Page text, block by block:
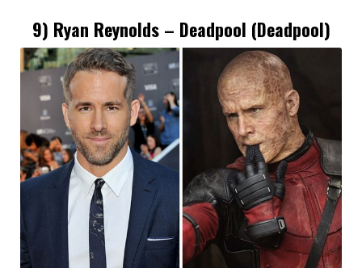
9) Ryan Reynolds – Deadpool (Deadpool)